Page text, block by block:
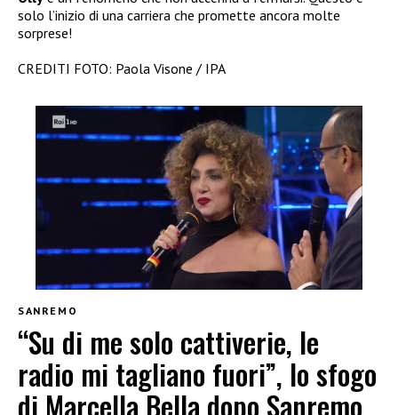
solo l’inizio di una carriera che promette ancora molte
sorprese!
CREDITI FOTO: Paola Visone / IPA
SANREMO
“Su di me solo cattiverie, le
radio mi tagliano fuori”, lo sfogo
di Marcella Bella dopo Sanremo